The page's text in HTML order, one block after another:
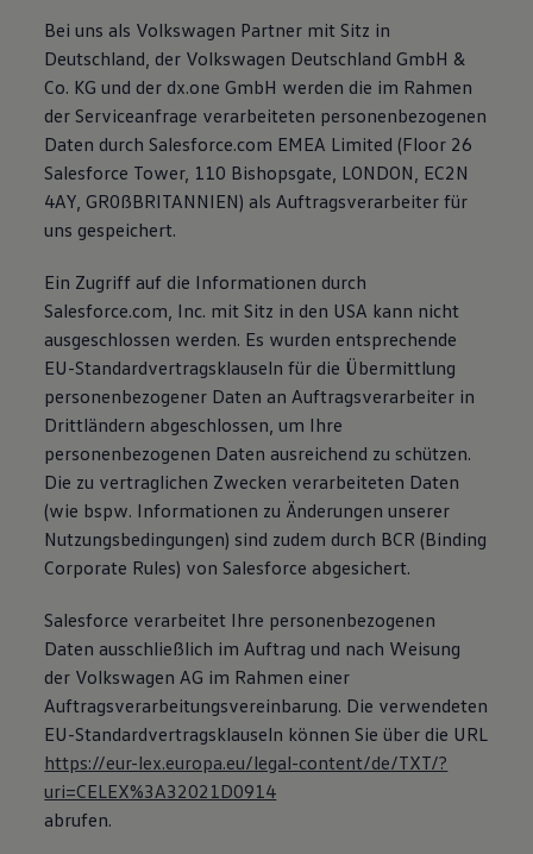
Bei uns als Volkswagen Partner mit Sitz in
Deutschland, der Volkswagen Deutschland GmbH &
Co. KG und der dx.one GmbH werden die im Rahmen
der Serviceanfrage verarbeiteten personenbezogenen
Daten durch Salesforce.com EMEA Limited (Floor 26
Salesforce Tower, 110 Bishopsgate, LONDON, EC2N
4AY, GR0ßBRITANNIEN) als Auftragsverarbeiter für
uns gespeichert.
Ein Zugriff auf die Informationen durch
Salesforce.com, Inc. mit Sitz in den USA kann nicht
ausgeschlossen werden. Es wurden entsprechende
EU-Standardvertragsklauseln für die Übermittlung
personenbezogener Daten an Auftragsverarbeiter in
Drittländern abgeschlossen, um Ihre
personenbezogenen Daten ausreichend zu schützen.
Die zu vertraglichen Zwecken verarbeiteten Daten
(wie bspw. Informationen zu Änderungen unserer
Nutzungsbedingungen) sind zudem durch BCR (Binding
Corporate Rules) von Salesforce abgesichert.
Salesforce verarbeitet Ihre personenbezogenen
Daten ausschließlich im Auftrag und nach Weisung
der Volkswagen AG im Rahmen einer
Auftragsverarbeitungsvereinbarung. Die verwendeten
EU-Standardvertragsklauseln können Sie über die URL
https://eur-lex.europa.eu/legal-content/de/TXT/?
uri=CELEX%3A32021D0914
abrufen.